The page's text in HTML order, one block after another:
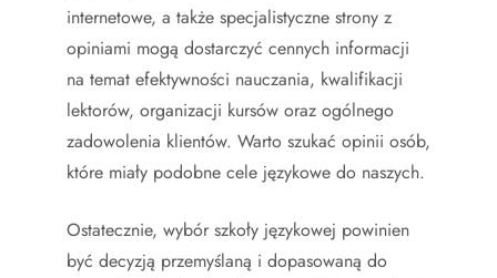
internetowe, a także specjalistyczne strony z
opiniami mogą dostarczyć cennych informacji
na temat efektywności nauczania, kwalifikacji
lektorów, organizacji kursów oraz ogólnego
zadowolenia klientów. Warto szukać opinii osób,
które miały podobne cele językowe do naszych.
Ostatecznie, wybór szkoły językowej powinien
być decyzją przemyślaną i dopasowaną do